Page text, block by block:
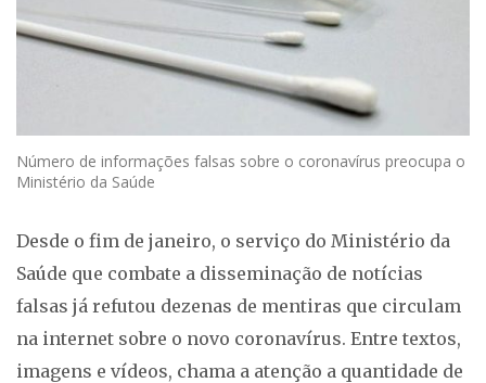
Número de informações falsas sobre o coronavírus preocupa o
Ministério da Saúde
Desde o fim de janeiro, o serviço do Ministério da
Saúde que combate a disseminação de notícias
falsas já refutou dezenas de mentiras que circulam
na internet sobre o novo coronavírus. Entre textos,
imagens e vídeos, chama a atenção a quantidade de